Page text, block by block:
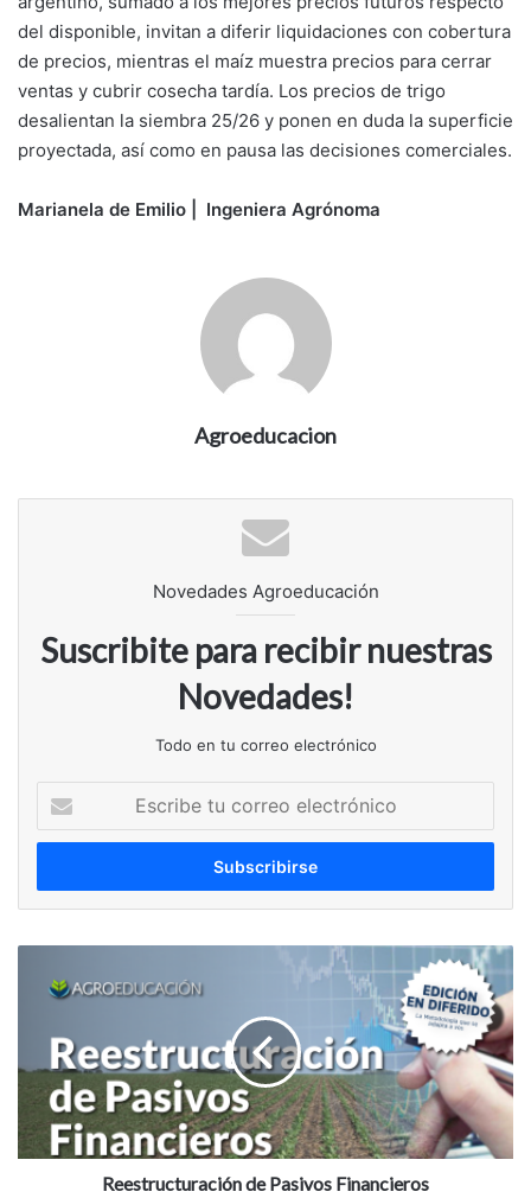
del disponible, invitan a diferir liquidaciones con cobertura
de precios, mientras el maíz muestra precios para cerrar
ventas y cubrir cosecha tardía. Los precios de trigo
desalientan la siembra 25/26 y ponen en duda la superficie
proyectada, así como en pausa las decisiones comerciales.
Marianela de Emilio | Ingeniera Agrónoma
Agroeducacion
Novedades Agroeducación
Suscribite para recibir nuestras
Novedades!
Todo en tu correo electrónico
correo
Pasivos
Reestructuración de Pasivos Financieros